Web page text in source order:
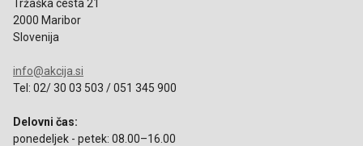
Tržaška cesta 21
2000 Maribor
Slovenija
info@akcija.si
Tel: 02/ 30 03 503 / 051 345 900
Delovni čas:
ponedeljek - petek: 08.00–16.00